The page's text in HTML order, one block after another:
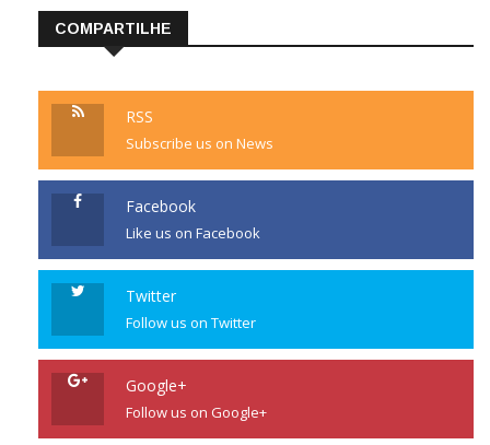
COMPARTILHE
RSS
Subscribe us on News
Facebook
Like us on Facebook
Twitter
Follow us on Twitter
Google+
Follow us on Google+